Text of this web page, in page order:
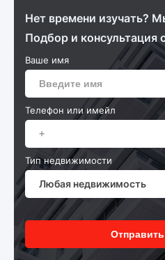
Нет времени изучать?
Подбор и консультация
Ваше имя
Телефон или имейл
Тип недвижимости
Любая недвижимость